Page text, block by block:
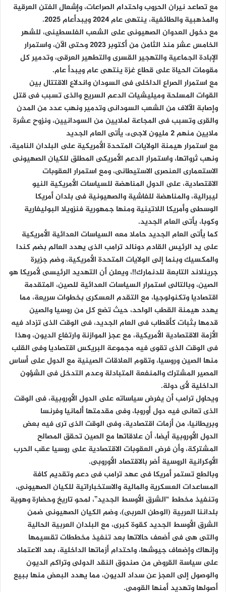
مع تصاعد نيران الحروب واحتدام الصراعات، وإشعال الفتن العرقية
والمذهبية والطائفية، ينتهى عام 2024 ويبدأعام 2025.
مع دخول العدوان الصهيونى على الشعب الفلسطينى، للشهر
الخامس عشر منذ الثامن من أكتوبر 2023 وحتى الآن، واستمرار
الإبادة الجماعية والتهجير القسرى والتطهير العرقى، وتدمير كل
مقومات الحياة على قطاع غزة ينتهى عام ويبدأ عام.
مع استمرار الصراع الداخلى فى السودان واندلاع الاقتتال بين
القوات المسلحة وميليشيات الدعم السريع والذى تسبب فى قتل
وإصابة الآلاف من الشعب السودانى وتدمير ونهب عدد من المدن
والقرى وتسبب فى المجاعة لملايين من السودانيين، ونزوح عشرة
ملايين منهم 2 مليون لاجىء، يأتى العام الجديد
مع استمرار هيمنة الولايات المتحدة الأمريكية على البلدان النامية،
ونهب ثرواتها، واستمرار الدعم الأمريكى المطلق للكيان الصهيونى
الاستعمارى العنصرى الاستيطانى، ومع استمرار العقوبات
الاقتصادية، على الدول المناهضة للسياسات الأمريكية النيو
ليبرالية، والمناهضة للفاشية والصهيونية فى بلدان أمريكا
الوسطى وأمريكا اللاتينية ومنها جمهورية فنزويلا البوليفارية
وكوبا، يأتى العام الجديد.
كما يأتى العام الجديد حاملا معه السياسات العدائية الأمريكية
على يد الرئيس القادم دونالد ترامب الذى يهدد العالم بضم كندا
والمكسيك وبنما إلى الولايات المتحدة الأمريكية، وضم جزيرة
جرينلاند التابعة للدنمارك!!، ويعلن أن التهديد الرئيسى لأمريكا هو
الصين، وبالتالى استمرار السياسات العدائية للصين، المتقدمة
اقتصاديا وتكنولوجيا، مع التقدم العسكرى بخطوات سريعة، مما
يهدد هيمنة القطب الواحد، حيث تضع كل من روسيا والصين
قدمها بثبات كأقطاب فى العام الجديد، فى الوقت الذى تزداد فيه
الأزمة الاقتصادية الأمريكية، مع عجز الموازنة وارتفاع الديون، وهذا
فى الوقت الذى تقوى فيه مجموعة البريكس اقتصاديا وفى القلب
منها الصين وروسيا، وتقوم العلاقات الصينية مع الدول على أساس
المصير المشترك والمنفعة المتبادلة وعدم التدخل فى الشؤون
الداخلية لأى دولة.
ويحاول ترامب أن يفرض سياساته على الدول الأوروبية، فى الوقت
الذى تعانى فيه دول أوروبا، وفى مقدمتها ألمانيا وفرنسا
وبريطانيا، من أزمات اقتصادية، وفى الوقت الذى ترى فيه بعض
الدول الأوروبية أيضا، أن علاقاتها مع الصين تحقق المصالح
المشتركة، وأن فرض العقوبات الاقتصادية على روسيا عقب الحرب
الأوكرانية الروسية أضر بالاقتصاد الأوروبى.
وبالطع تستمر أمريكا فى عهد ترامب فى دعم وتقديم كافة
المساعدات العسكرية والمالية والاستخباراتية للكيان الصهيونى،
وتنفيذ مخطط “الشرق الأوسط الجديد”، لمحو تاريخ وحضارة وهوية
بلداننا العربية (الوطن العربى)، وضم الكيان الصهيونى ضمن
الشرق الأوسط الجديد كقوة كبرى، مع البلدان العربية الحالية
والتى هى فى أضعف حالاتها بعد تنفيذ مخططات تقسيمها
وإنهاك وإضعاف جيوشها، واحتدام أزماتها الداخلية، بعد الاعتماد
على سياسة القروض من صندوق النقد الدولى وتراكم الديون
والوصول إلى العجز عن سداد الديون، مما يهدد البعض منها ببيع
أصولها وتهديد أمنها القومى.